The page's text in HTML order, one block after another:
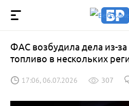
ФАС возбудила дела из-
топливо в нескольких
17:06, 06.07.2026 307